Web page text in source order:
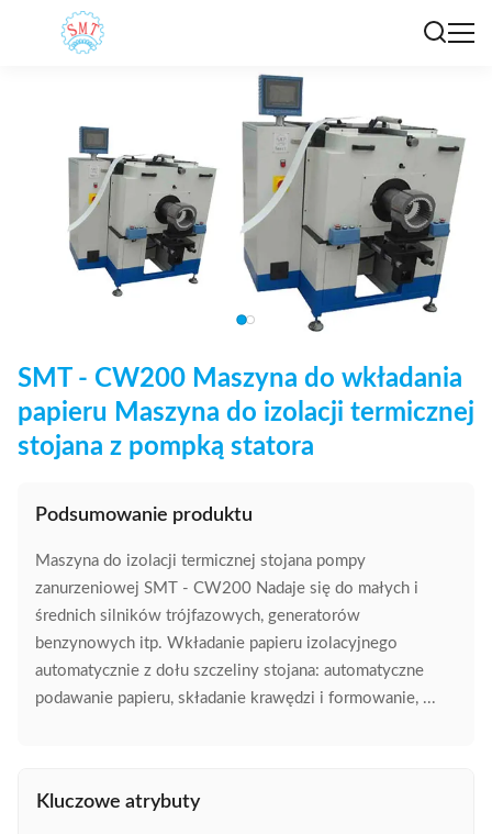
SMT - CW200 Maszyna do wkładania
papieru Maszyna do izolacji termicznej
stojana z pompką statora
Podsumowanie produktu
Maszyna do izolacji termicznej stojana pompy
zanurzeniowej SMT - CW200 Nadaje się do małych i
średnich silników trójfazowych, generatorów
benzynowych itp. Wkładanie papieru izolacyjnego
automatycznie z dołu szczeliny stojana: automatyczne
podawanie papieru, składanie krawędzi i formowanie, ...
Kluczowe atrybuty